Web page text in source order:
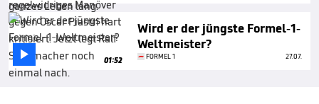
 01:52
Wird er der jüngste Formel-1-
Weltmeister?
FORMEL 1 27.07.